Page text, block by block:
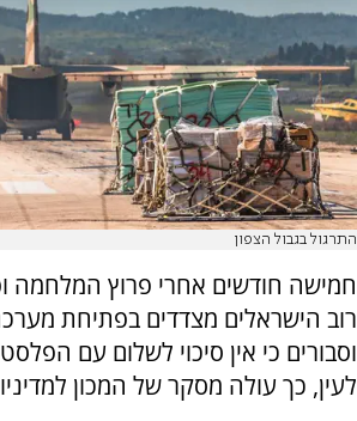
התרגול בגבול הצפון
חמישה חודשים אחרי פרוץ המלחמה
רוב הישראלים מצדדים בפתיחת
וסבורים כי אין סיכוי לשלום עם
לעין, כך עולה מסקר של המכון